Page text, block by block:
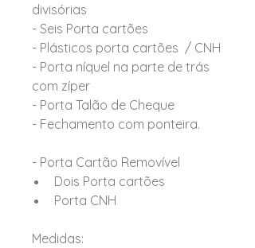
divisórias
- Seis Porta cartões
- Plásticos porta cartões / CNH
- Porta níquel na parte de trás
com zíper
- Porta Talão de Cheque
- Fechamento com ponteira.
- Porta Cartão Removível
Dois Porta cartões
Porta CNH
Medidas: